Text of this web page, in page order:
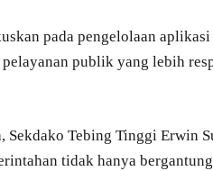
pada pengelolaan
publik yang lebih
Sekdako Tebing Tinggi Erwin
tidak hanya